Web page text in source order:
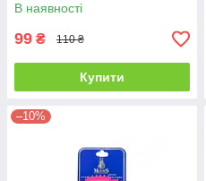
В наявності
99 ₴ 110 ₴
Купити
–10%